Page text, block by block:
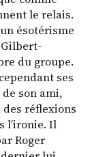
le relais.
ésotérisme
Gilbert-
du groupe.
ses
son ami,
réflexions
l’ironie. Il
Roger